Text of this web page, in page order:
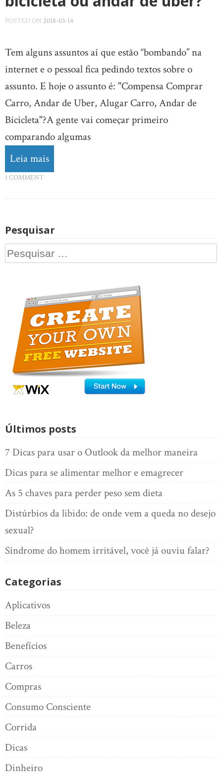
POSTED ON 2018-03-14
Tem alguns assuntos aí que estão “bombando” na
internet e o pessoal fica pedindo textos sobre o
assunto. E hoje o assunto é: "Compensa Comprar
Carro, Andar de Uber, Alugar Carro, Andar de
Bicicleta"?A gente vai começar primeiro
comparando algumas
Leia mais
1 COMMENT
Pesquisar
Pesquisar
Últimos posts
7 Dicas para usar o Outlook da melhor maneira
Dicas para se alimentar melhor e emagrecer
As 5 chaves para perder peso sem dieta
Distúrbios da libido: de onde vem a queda no desejo
sexual?
Síndrome do homem irritável, você já ouviu falar?
Categorias
Aplicativos
Beleza
Benefícios
Carros
Compras
Consumo Consciente
Corrida
Dicas
Dinheiro